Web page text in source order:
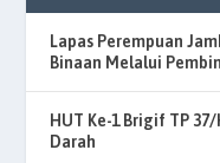
Lapas Perempuan
Binaan Melalui
HUT Ke-1 Brigif TP
Darah